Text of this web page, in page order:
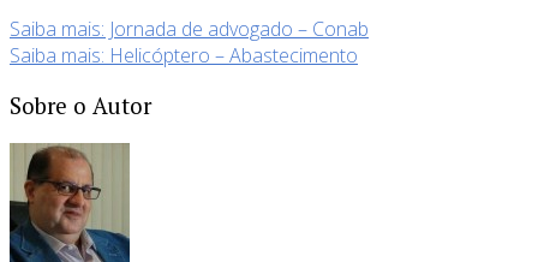
Saiba mais: Jornada de advogado – Conab
Saiba mais: Helicóptero – Abastecimento
Sobre o Autor